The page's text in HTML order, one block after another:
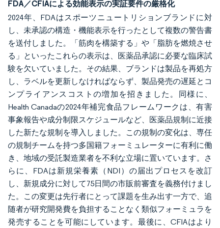
FDA／CFIAによる効能表示の実証要件の厳格化
2024年、FDAはスポーツニュートリションブランドに対
し、未承認の構造・機能表示を行ったとして複数の警告書
を送付しました。「筋肉を構築する」や「脂肪を燃焼させ
る」といったこれらの表示は、医薬品承認に必要な臨床試
験を欠いていました。その結果、ブランドは製品を再処方
し、ラベルを更新しなければならず、製品発売の遅延とコ
ンプライアンスコストの増加を招きました。同様に、
Health Canadaの2024年補完食品フレームワークは、有害
事象報告や成分制限スケジュールなど、医薬品規制に近接
した新たな規制を導入しました。この規制の変化は、専任
の規制チームを持つ多国籍フォーミュレーターに有利に働
き、地域の受託製造業者を不利な立場に置いています。さ
らに、FDAは新規栄養素（NDI）の届出プロセスを改訂
し、新規成分に対して75日間の市販前審査を義務付けまし
た。この変更は先行者にとって課題を生み出す一方で、追
随者が研究開発費を負担することなく類似フォーミュラを
発売することを可能にしています。最後に、CFIAはより